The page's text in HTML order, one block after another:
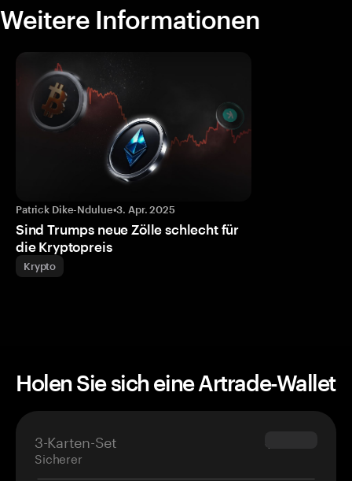
Weitere Informationen
Patrick Dike-Ndulue•3. Apr. 2025
Sind Trumps neue Zölle schlecht für
die Kryptopreis
Krypto
Holen Sie sich eine Artrade-Wallet
3-Karten-Set
Sicherer
$69.90